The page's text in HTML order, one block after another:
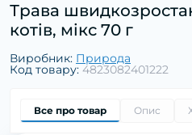
Трава
котів, мікс 70 г
Виробник: Природа
Код товару: 4823082401222
Все про товар Опис